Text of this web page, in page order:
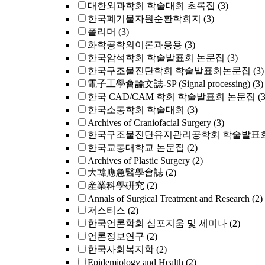
대한외과학회 학술대회 초록집 (3)
한국폐기물자원순환학회지 (3)
폴리머 (3)
화학공학의이론과응용 (3)
한국암석학회 학술발표회 논문집 (3)
한국구조물진단학회 학술발표회논문집 (3)
電子工學會論文誌-SP (Signal processing) (3)
한국 CAD/CAM 학회 학술발표회 논문집
한국소통학회 학술대회 (3)
Archives of Craniofacial Surgery (3)
한국구조물진단유지관리공학회 학술발표
한국교통대학교 논문집 (2)
Archives of Plastic Surgery (2)
大韓應急醫學會誌 (2)
産業科學硏究 (2)
Annals of Surgical Treatment and Research (2)
저스티스 (2)
한국언론학회 심포지움 및 세미나 (2)
언론정보연구 (2)
한국사회복지학 (2)
Epidemiology and Health (2)